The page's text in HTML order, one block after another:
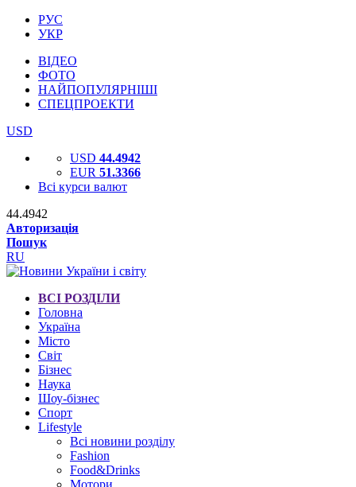
РУС
УКР
ВІДЕО
ФОТО
НАЙПОПУЛЯРНІШІ
СПЕЦПРОЕКТИ
USD
USD 44.4942
EUR 51.3366
Всі курси валют
44.4942
Авторизація
Пошук
RU
ВСІ РОЗДІЛИ
Головна
Україна
Місто
Світ
Бізнес
Наука
Шоу-бізнес
Спорт
Lifestyle
Всі новини розділу
Fashion
Food&Drinks
Мотори